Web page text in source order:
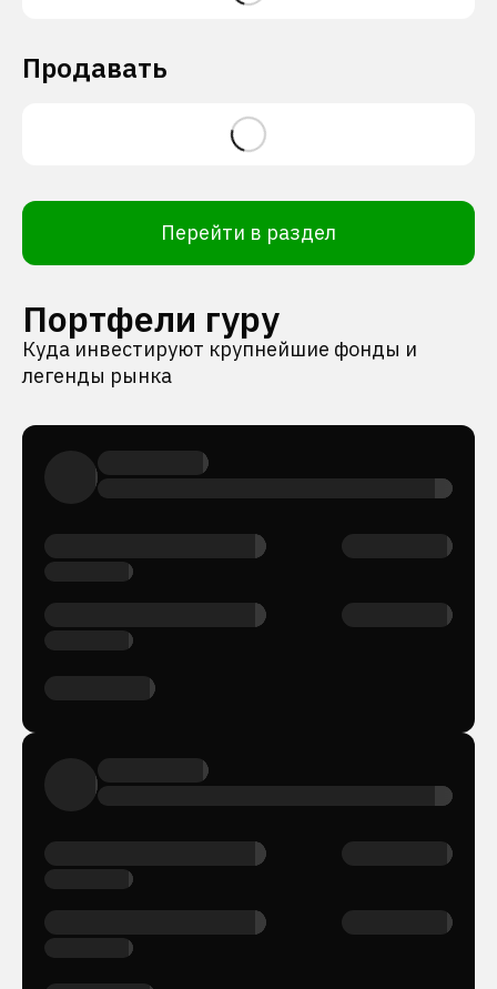
Продавать
Перейти в раздел
Портфели гуру
Куда инвестируют крупнейшие фонды и
легенды рынка